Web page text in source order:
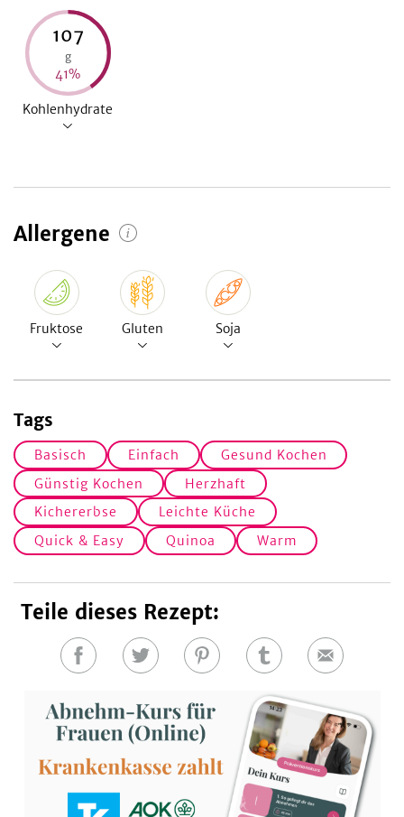
107
g
41%
Kohlenhydrate
Allergene
Fruktose Gluten Soja
Tags
Basisch Einfach
Gesund Kochen
Günstig Kochen
Herzhaft
Kichererbse
Leichte Küche
Quick & Easy
Quinoa Warm
Teile dieses Rezept:
Auf
teilen
Auf
teilen
Auf
teilen
Auf
teilen
E-